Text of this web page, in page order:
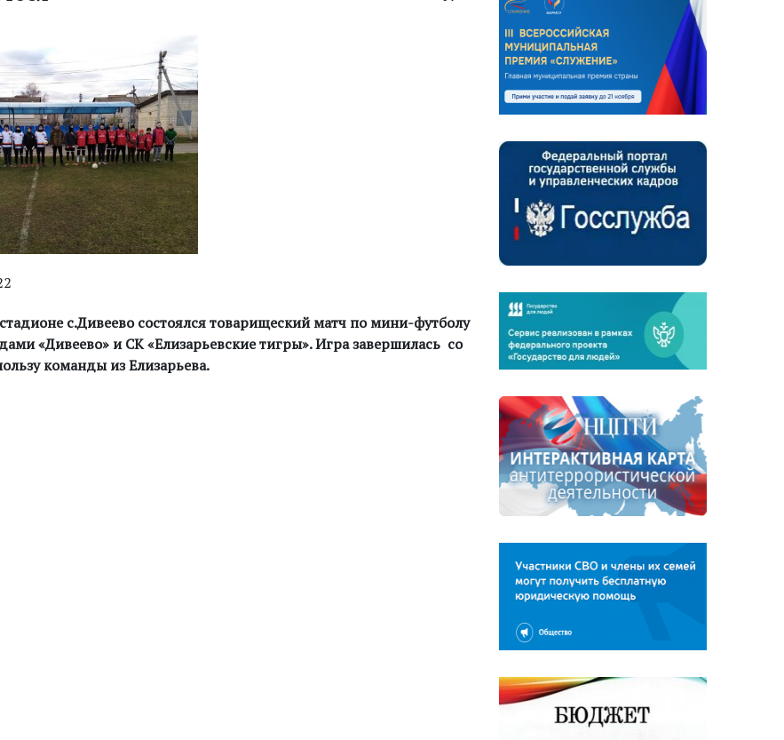
с.Дивеево состоялся товарищеский матч по мини-футболу
«Дивеево» и СК «Елизарьевские тигры». Игра завершилась со
команды из Елизарьева.